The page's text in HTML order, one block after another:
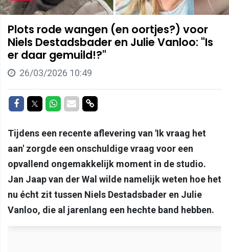
Plots rode wangen (en oortjes?) voor
Niels Destadsbader en Julie Vanloo: "Is
er daar gemuild!?"
26/03/2026 10:49
Delen op Facebook
Delen op Twitter
Delen op Whatsapp
Delen via Mail
Delen via link
Tijdens een recente aflevering van 'Ik vraag het
aan' zorgde een onschuldige vraag voor een
opvallend ongemakkelijk moment in de studio.
Jan Jaap van der Wal wilde namelijk weten hoe het
nu écht zit tussen Niels Destadsbader en Julie
Vanloo, die al jarenlang een hechte band hebben.